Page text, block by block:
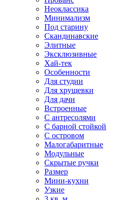
Неоклассика
Минимализм
Под старину
Скандинавские
Элитные
Эксклюзивные
Хай-тек
Особенности
Для студии
Для хрущевки
Для дачи
Встроенные
С антресолями
С барной стойкой
С островом
Малогабаритные
Модульные
Скрытые ручки
Размер
Мини-кухни
Узкие